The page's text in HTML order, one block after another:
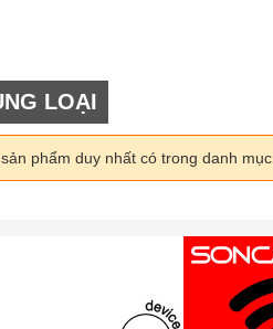
LOẠI
phẩm duy nhất có trong danh mục.